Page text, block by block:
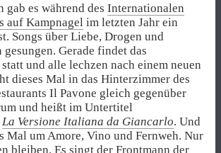
gab es während des Internationalen
auf Kampnagel im letzten Jahr ein
Songs über Liebe, Drogen und
Gerade findet das
und alle lechzen nach einem neuen
dieses Mal in das Hinterzimmer des
Il Pavone gleich gegenüber
und heißt im Untertitel
La Versione Italiana da Giancarlo. Und
Mal um Amore, Vino und Fernweh. Nur
bleiben. Es singt der Frontmann der